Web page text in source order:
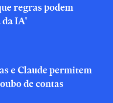
regras podem
da IA'
e Claude permitem
de contas